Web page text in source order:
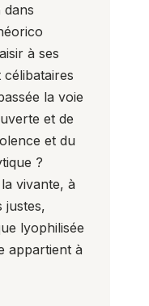
à ses
la voie
et de
et du
?
vivante, à
justes,
lyophilisée
appartient à